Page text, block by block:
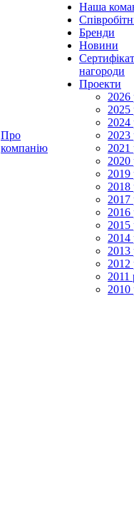
Про
компанію
Наша
Бренди
Новини
нагороди
Проекти
2026
2025
2024
2023
2021
2020
2019
2018
2017
2016
2015
2014
2013
2012
2011
2010